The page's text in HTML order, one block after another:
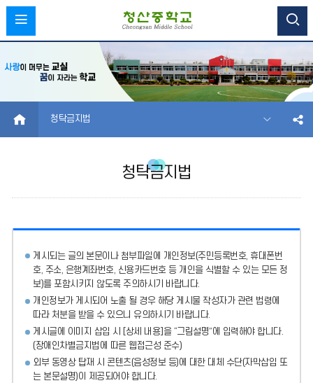
HOME 청탁금지법
청탁금지법
게시되는 글의 본문이나 첨부파일에
개인정보(주민등록번호, 휴대폰번
호, 주소, 은행계좌번호, 신용카드번호 등 개인을 식별할 수 있는 모든 정
보)를 포함시키지 않도록 주의하시기 바랍니다.
개인정보가 게시되어 노출 될 경우 해당 게시물 작성자가 관련 법령에
따라 처분을 받을 수 있으니 유의하시기 바랍니다.
게시글에 이미지 삽입 시 [상세 내용]을 “그림설명”에 입력해야 합니다.
(장애인차별금지법에 따른 웹접근성 준수)
외부 동영상 탑재 시 콘텐츠(음성정보 등)에 대한 대체 수단(자막삽입 또
는 본문설명)이 제공되어야 합니다.